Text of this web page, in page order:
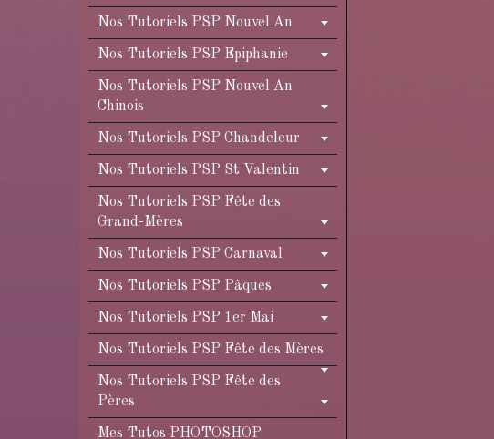
Nos Tutoriels PSP Nouvel An
Nos Tutoriels PSP Epiphanie
Nos Tutoriels PSP Nouvel An
Chinois
Nos Tutoriels PSP Chandeleur
Nos Tutoriels PSP St Valentin
Nos Tutoriels PSP Fête des
Grand-Mères
Nos Tutoriels PSP Carnaval
Nos Tutoriels PSP Pâques
Nos Tutoriels PSP 1er Mai
Nos Tutoriels PSP Fête des Mères
Nos Tutoriels PSP Fête des
Pères
Mes Tutos PHOTOSHOP